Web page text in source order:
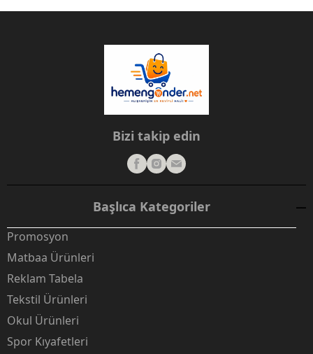
Bizi takip edin
Başlıca Kategoriler
Promosyon
Matbaa Ürünleri
Reklam Tabela
Tekstil Ürünleri
Okul Ürünleri
Spor Kıyafetleri